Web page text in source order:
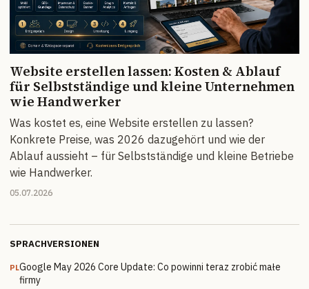
Website erstellen lassen: Kosten & Ablauf
für Selbstständige und kleine Unternehmen
wie Handwerker
Was kostet es, eine Website erstellen zu lassen?
Konkrete Preise, was 2026 dazugehört und wie der
Ablauf aussieht – für Selbstständige und kleine Betriebe
wie Handwerker.
05.07.2026
SPRACHVERSIONEN
PLGoogle May 2026 Core Update: Co powinni teraz zrobić małe
firmy